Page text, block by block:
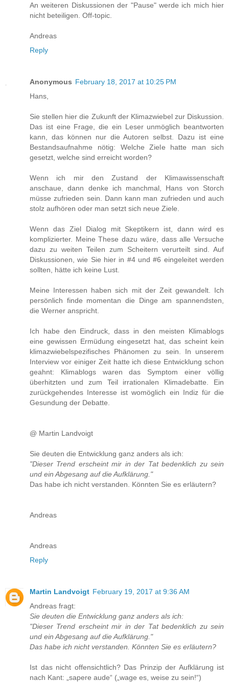
An weiteren Diskussionen der "Pause" werde ich mich hier
nicht beteiligen. Off-topic.
Andreas
Reply
Anonymous February 18, 2017 at 10:25 PM
Hans,
Sie stellen hier die Zukunft der Klimazwiebel zur Diskussion.
Das ist eine Frage, die ein Leser unmöglich beantworten
kann, das können nur die Autoren selbst. Dazu ist eine
Bestandsaufnahme nötig: Welche Ziele hatte man sich
gesetzt, welche sind erreicht worden?
Wenn ich mir den Zustand der Klimawissenschaft
anschaue, dann denke ich manchmal, Hans von Storch
müsse zufrieden sein. Dann kann man zufrieden und auch
stolz aufhören oder man setzt sich neue Ziele.
Wenn das Ziel Dialog mit Skeptikern ist, dann wird es
komplizierter. Meine These dazu wäre, dass alle Versuche
dazu zu weiten Teilen zum Scheitern verurteilt sind. Auf
Diskussionen, wie Sie hier in #4 und #6 eingeleitet werden
sollten, hätte ich keine Lust.
Meine Interessen haben sich mit der Zeit gewandelt. Ich
persönlich finde momentan die Dinge am spannendsten,
die Werner anspricht.
Ich habe den Eindruck, dass in den meisten Klimablogs
eine gewissen Ermüdung eingesetzt hat, das scheint kein
klimazwiebelspezifisches Phänomen zu sein. In unserem
Interview vor einiger Zeit hatte ich diese Entwicklung schon
geahnt: Klimablogs waren das Symptom einer völlig
überhitzten und zum Teil irrationalen Klimadebatte. Ein
zurückgehendes Interesse ist womöglich ein Indiz für die
Gesundung der Debatte.
@ Martin Landvoigt
Sie deuten die Entwicklung ganz anders als ich:
"Dieser Trend erscheint mir in der Tat bedenklich zu sein
und ein Abgesang auf die Aufklärung."
Das habe ich nicht verstanden. Könnten Sie es erläutern?
Andreas
Andreas
Reply
Martin Landvoigt February 19, 2017 at 9:36 AM
Andreas fragt:
Sie deuten die Entwicklung ganz anders als ich:
"Dieser Trend erscheint mir in der Tat bedenklich zu sein
und ein Abgesang auf die Aufklärung."
Das habe ich nicht verstanden. Könnten Sie es erläutern?
Ist das nicht offensichtlich? Das Prinzip der Aufklärung ist
nach Kant: „sapere aude“ („wage es, weise zu sein!“)